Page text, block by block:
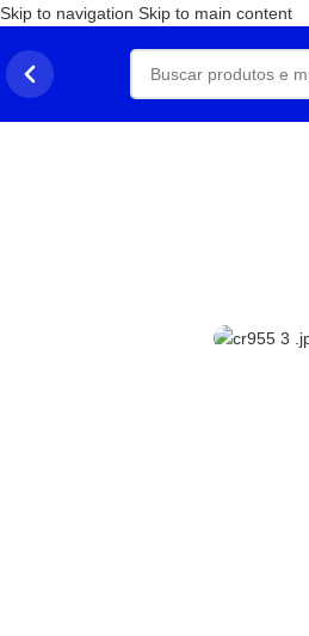
Skip to navigation Skip to main content